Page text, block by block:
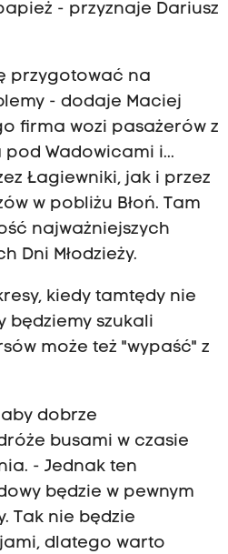
- przyznaje Dariusz
przygotować na
- dodaje Maciej
firma wozi pasażerów z
pod Wadowicami i...
Łagiewniki, jak i przez
w pobliżu Błoń. Tam
najważniejszych
Dni Młodzieży.
kiedy tamtędy nie
będziemy szukali
może też "wypaść" z
dobrze
busami w czasie
- Jednak ten
będzie w pewnym
Tak nie będzie
dlatego warto